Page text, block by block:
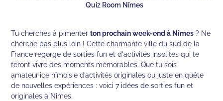
Quiz Room Nîmes
Tu cherches à pimenterton prochain week-end à Nîmes ? Ne
cherche pas plus loin ! Cette charmante ville du sud de la
France regorge de sorties fun et d'activités insolites qui te
feront vivre des moments mémorables. Que tu sois
amateur·ice nîmois·e d’activités originales ou juste en quête
de nouvelles expériences : voici 7 idées de sorties fun et
originales à Nîmes.